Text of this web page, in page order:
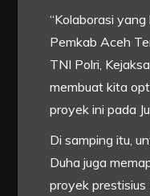
“Kolaborasi
Pemkab Aceh
TNI Polri,
membuat kita
proyek ini pada
Di samping itu,
Duha juga
proyek